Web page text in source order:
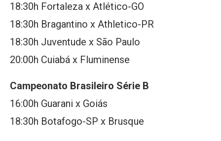
18:30h Fortaleza x Atlético-GO
18:30h Bragantino x Athletico-PR
18:30h Juventude x São Paulo
20:00h Cuiabá x Fluminense
Campeonato Brasileiro Série B
16:00h Guarani x Goiás
18:30h Botafogo-SP x Brusque